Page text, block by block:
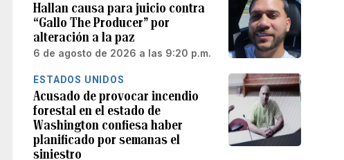
Hallan causa para juicio contra
“Gallo The Producer” por
alteración a la paz
6 de agosto de 2026 a las 9:20 p.m.
ESTADOS UNIDOS
Acusado de provocar incendio
forestal en el estado de
Washington confiesa haber
planificado por semanas el
siniestro